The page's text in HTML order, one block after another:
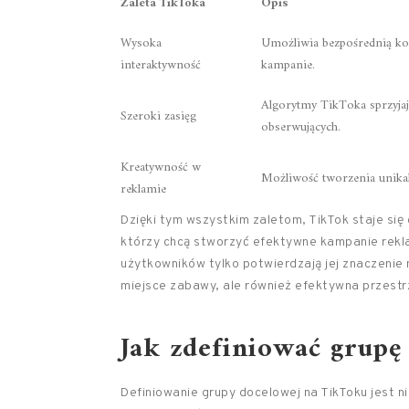
Wysoka
interaktywność
Umożliwia bezpośrednią
kampanie.
Szeroki zasięg
Algorytmy TikToka
obserwujących.
Kreatywność w
reklamie
Możliwość tworzenia
Dzięki tym wszystkim zaletom, TikTok staje
którzy chcą stworzyć efektywne kampanie
użytkowników tylko potwierdzają jej
miejsce zabawy, ale również efektywna
Jak zdefiniować
Definiowanie grupy docelowej na TikToku jest